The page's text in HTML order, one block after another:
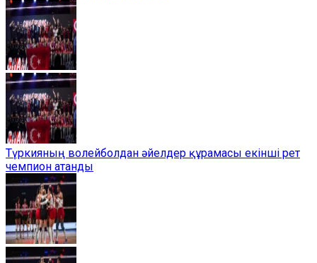
Түркияның волейболдан әйелдер құрамасы екінші рет
чемпион атанды